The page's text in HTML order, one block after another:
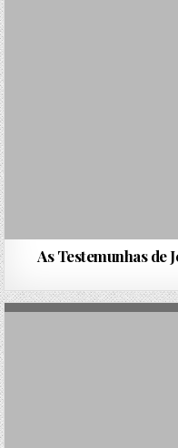
As Testemunhas de